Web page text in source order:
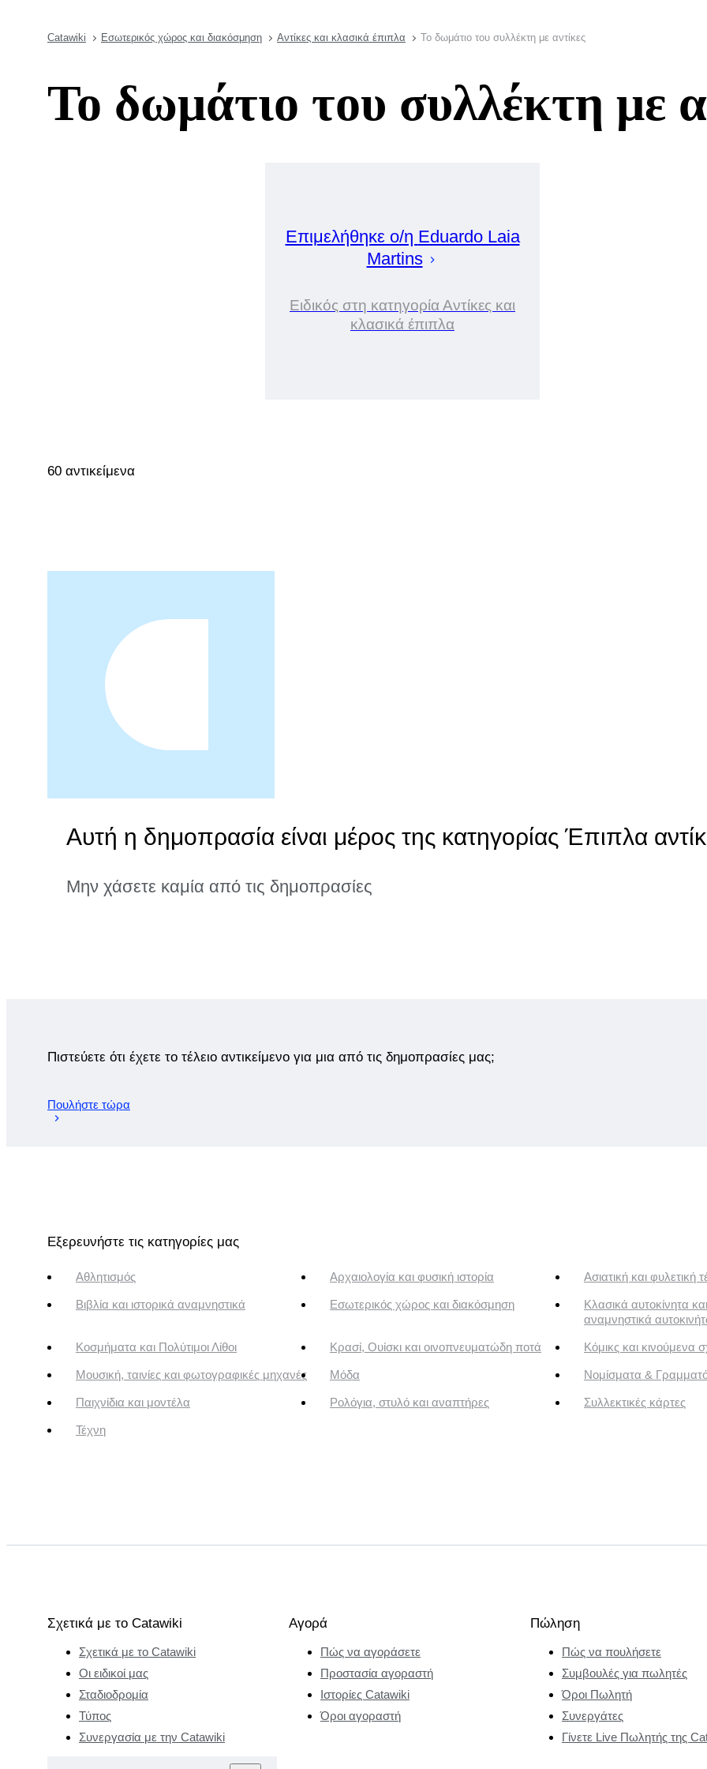
Catawiki Εσωτερικός χώρος και διακόσμηση Αντίκες και κλασικά έπιπλα Το δωμάτιο του συλλέκτη με αντίκες
Το δωμάτιο του συλλέκτη με
Επιμελήθηκε ο/η Eduardo Laia
Martins
Ειδικός στη κατηγορία Αντίκες και
κλασικά έπιπλα
60 αντικείμενα
Αυτή η δημοπρασία είναι μέρος της κατηγορίας Έπιπλα
Μην χάσετε καμία από τις δημοπρασίες
Πιστεύετε ότι έχετε το τέλειο αντικείμενο για μια από τις δημοπρασίες μας;
Πουλήστε τώρα
Εξερευνήστε τις κατηγορίες μας
Αθλητισμός Αρχαιολογία και φυσική ιστορία Ασιατική και φυλετική
Βιβλία και ιστορικά αναμνηστικά Εσωτερικός χώρος και διακόσμηση
Κλασικά αυτοκίνητα
αναμνηστικά
Κοσμήματα και Πολύτιμοι Λίθοι Κρασί, Ουίσκι και οινοπνευματώδη ποτά Κόμικς και κινούμενα
Μουσική, ταινίες και φωτογραφικές μηχανές Μόδα Νομίσματα &
Παιχνίδια και μοντέλα Ρολόγια, στυλό και αναπτήρες Συλλεκτικές κάρτες
Τέχνη
Σχετικά με το Catawiki
Σχετικά με το Catawiki
Οι ειδικοί μας
Σταδιοδρομία
Τύπος
Συνεργασία με την Catawiki
Αγορά
Πώς να αγοράσετε
Προστασία αγοραστή
Ιστορίες Catawiki
Όροι αγοραστή
Πώληση
Πώς να πουλήσετε
Συμβουλές για πωλητές
Όροι Πωλητή
Συνεργάτες
Γίνετε Live Πωλητής της